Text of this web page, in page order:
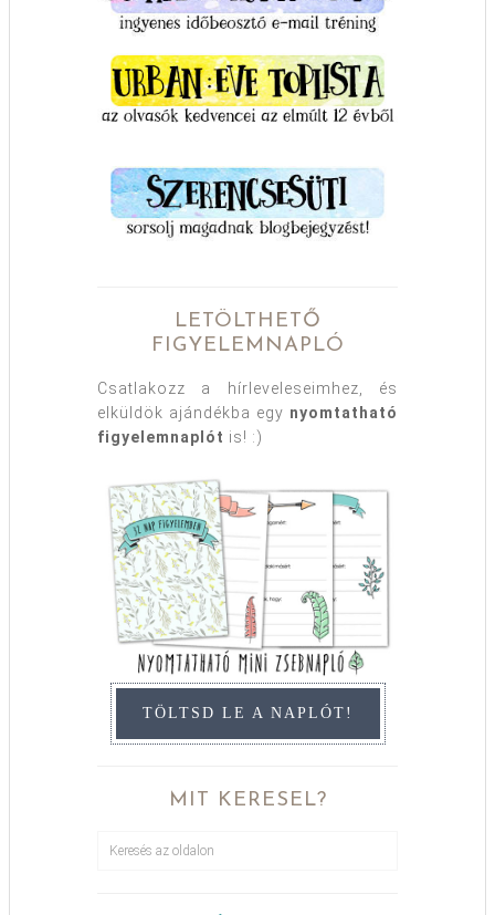
LETÖLTHETŐ
FIGYELEMNAPLÓ
Csatlakozz a hírleveleseimhez, és
elküldök ajándékba egy nyomtatható
figyelemnaplót is! :)
TÖLTSD LE A NAPLÓT!
MIT KERESEL?